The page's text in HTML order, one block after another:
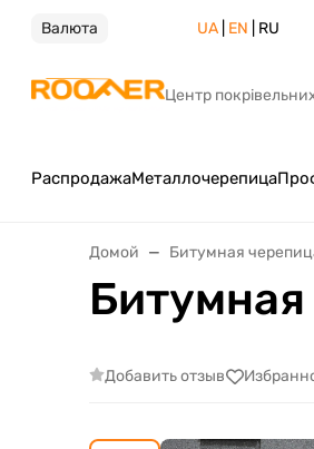
Валюта UA| EN | RU
Центр
РаспродажаМеталлочерепица
Домой Битумная
Добавить отзыв